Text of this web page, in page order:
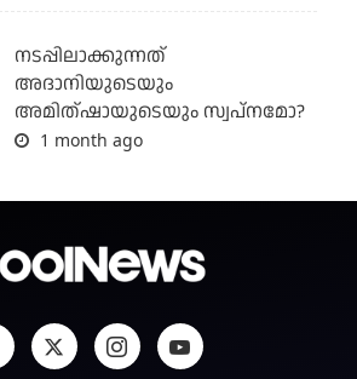
നടപ്പിലാക്കുന്നത്
അദാനിയുടെയും
അമിത്ഷായുടെയും സ്വപ്നമോ?
1 month ago